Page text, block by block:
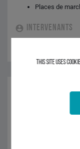
Places de
INTERVENANTS
10H45
LES
This site uses